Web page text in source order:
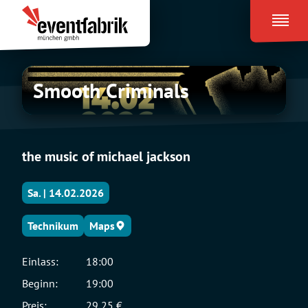
Inhalt
springen
Eventfabrik
München
Smooth
Criminals
Smooth Criminals
the music of michael jackson
Sa. | 14.02.2026
Technikum Maps
Einlass:
18:00
Beginn:
19:00
Preis:
29,25 €